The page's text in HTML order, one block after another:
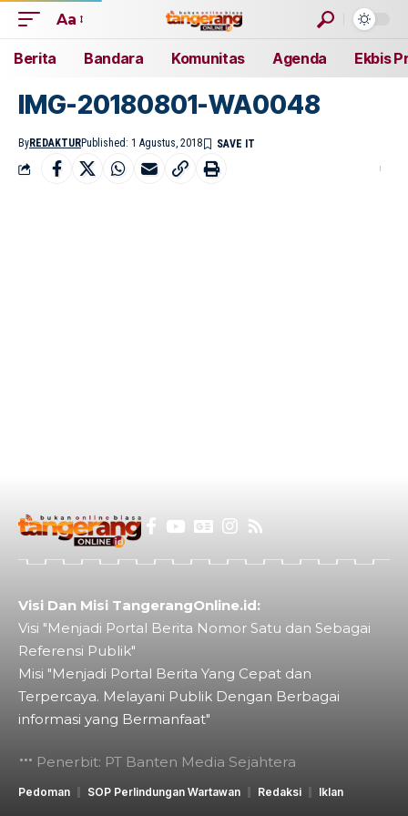
Aa
Berita Bandara Komunitas Agenda Ekbis
IMG-20180801-WA0048
ByREDAKTURPublished: 1 Agustus, 2018
Visi Dan Misi TangerangOnline.id:
Visi "Menjadi Portal Berita Nomor Satu dan Sebagai
Referensi Publik"
Misi "Menjadi Portal Berita Yang Cepat dan
Terpercaya. Melayani Publik Dengan Berbagai
informasi yang Bermanfaat"
Penerbit: PT Banten Media Sejahtera
Pedoman SOP Perlindungan Wartawan Redaksi Iklan